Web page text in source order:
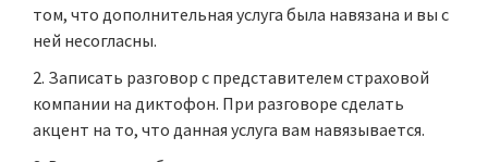
том, что дополнительная услуга была навязана и вы с
ней несогласны.
Записать разговор с представителем страховой
компании на диктофон. При разговоре сделать
акцент на то, что данная услуга вам навязывается.